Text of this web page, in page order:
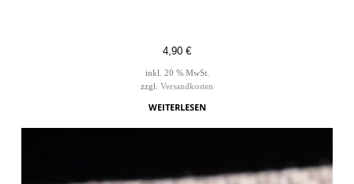
4,90 €
inkl. 20 % MwSt.
zzgl. Versandkosten
WEITERLESEN